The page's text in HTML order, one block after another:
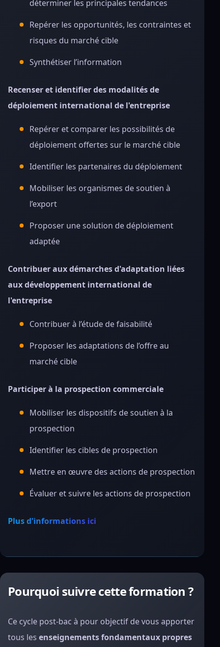
déterminer les principales tendances
Repérer les opportunités, les contraintes et
risques du marché cible
Synthétiser l’information
Recenser et identifier des modalités de
déploiement international de l'entreprise
Repérer et comparer les possibilités de
déploiement offertes sur le marché cible
Identifier les partenaires du déploiement
Mobiliser les organismes de soutien à
l’export
Proposer une solution de déploiement
adaptée
Contribuer aux démarches d'adaptation liées
aux développement international de
l'entreprise
Contribuer à l’étude de faisabilité
Proposer les adaptations de l’offre au
marché cible
Participer à la prospection commerciale
Mobiliser les dispositifs de soutien à la
prospection
Identifier les cibles de prospection
Mettre en œuvre des actions de prospection
Évaluer et suivre les actions de prospection
Plus d'informations ici
Pourquoi suivre cette formation ?
Ce cycle post-bac à pour objectif de vous apporter
tous les enseignements fondamentaux propres